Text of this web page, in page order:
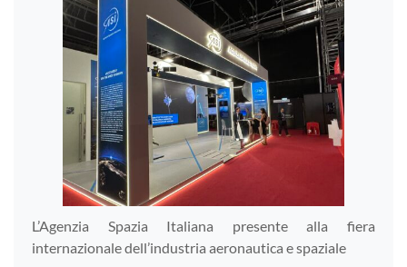
L’Agenzia Spazia Italiana presente alla fiera
internazionale dell’industria aeronautica e spaziale